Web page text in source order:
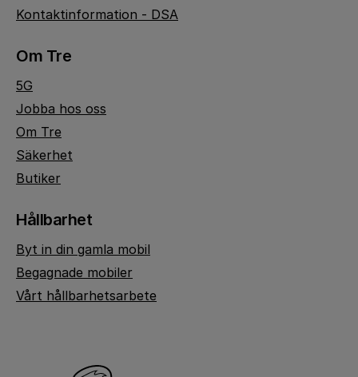
Kontaktinformation - DSA
Om Tre
5G
Jobba hos oss
Om Tre
Säkerhet
Butiker
Hållbarhet
Byt in din gamla mobil
Begagnade mobiler
Vårt hållbarhetsarbete